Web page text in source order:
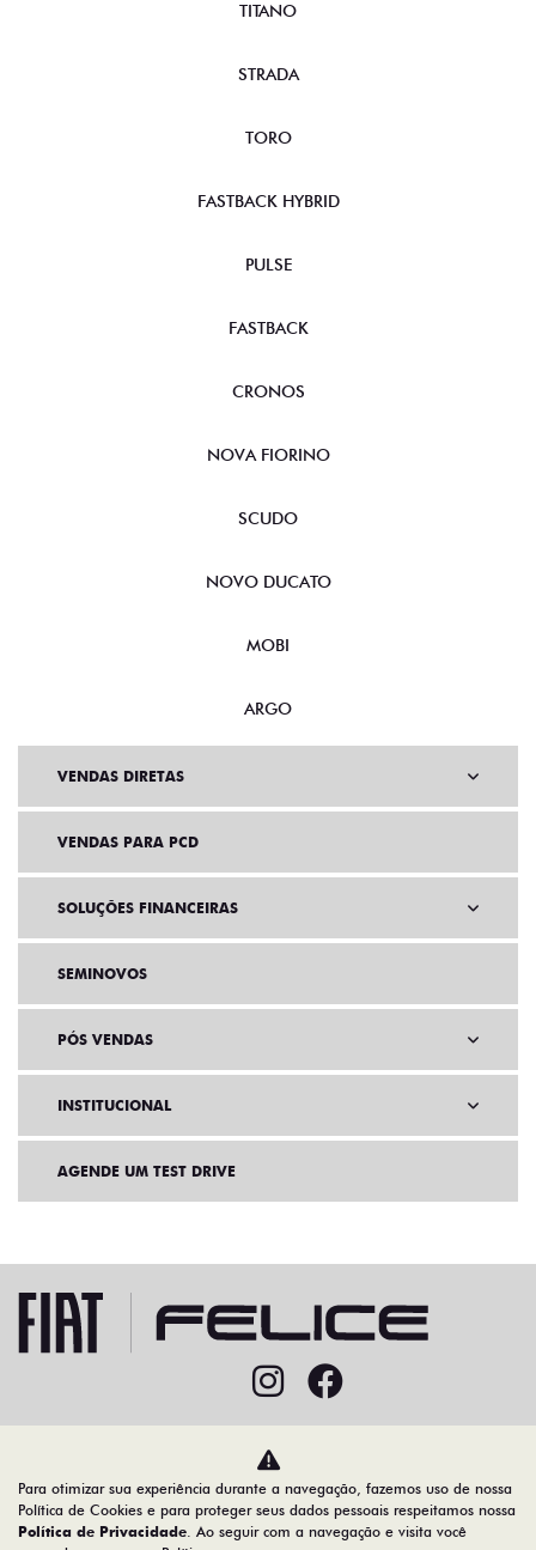
TITANO
STRADA
TORO
FASTBACK HYBRID
PULSE
FASTBACK
CRONOS
NOVA FIORINO
SCUDO
NOVO DUCATO
MOBI
ARGO
VENDAS DIRETAS
VENDAS PARA PCD
SOLUÇÕES FINANCEIRAS
SEMINOVOS
PÓS VENDAS
INSTITUCIONAL
AGENDE UM TEST DRIVE
Desacelere. Seu bem maior é a vida.
Para otimizar sua experiência durante a navegação, fazemos uso de nossa
Política de Cookies e para proteger seus dados pessoais respeitamos nossa
Política de Privacidade. Ao seguir com a navegação e visita você